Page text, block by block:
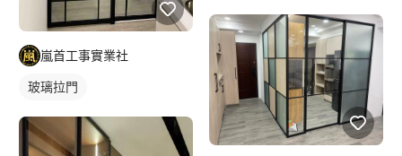
嵐首工事實業社
玻璃拉門